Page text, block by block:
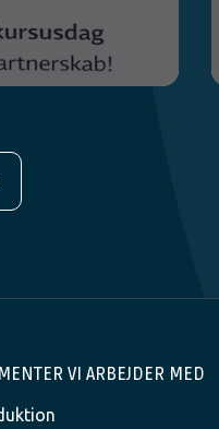
VI ARBEJDER MED